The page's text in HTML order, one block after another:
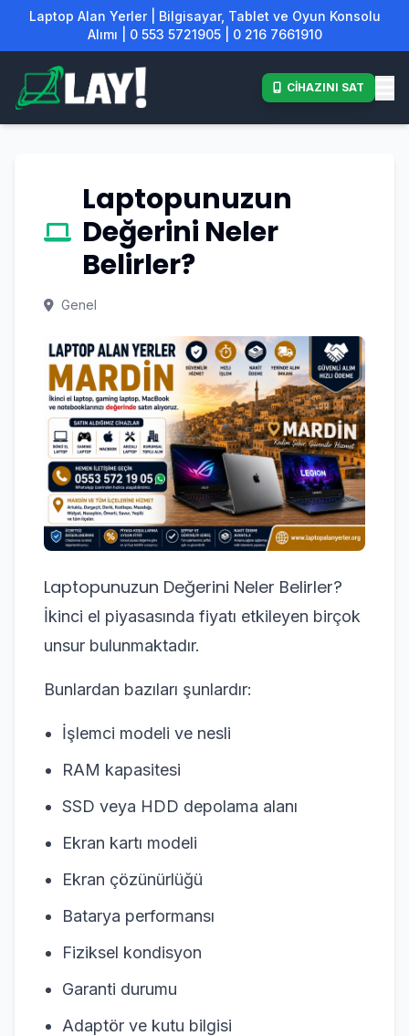
Laptop Alan Yerler | Bilgisayar, Tablet ve Oyun Konsolu
Alımı | 0 553 5721905 | 0 216 7661910
CİHAZINI SAT
Laptopunuzun
Değerini Neler
Belirler?
Genel
Laptopunuzun Değerini Neler Belirler?
İkinci el piyasasında fiyatı etkileyen birçok
unsur bulunmaktadır.
Bunlardan bazıları şunlardır:
İşlemci modeli ve nesli
RAM kapasitesi
SSD veya HDD depolama alanı
Ekran kartı modeli
Ekran çözünürlüğü
Batarya performansı
Fiziksel kondisyon
Garanti durumu
Adaptör ve kutu bilgisi